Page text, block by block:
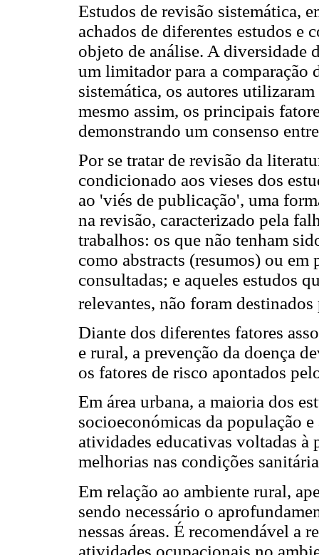
Estudos de revisão sistemática,
achados de diferentes estudos e
objeto de análise. A diversidade
um limitador para a comparação
sistemática, os autores
mesmo assim, os principais
demonstrando um consenso
Por se tratar de revisão da
condicionado aos vieses dos
ao 'viés de publicação', uma
na revisão, caracterizado pela
trabalhos: os que não tenham
como abstracts (resumos) ou em
consultadas; e aqueles estudos
relevantes, não foram
Diante dos diferentes fatores
e rural, a prevenção da doença
os fatores de risco apontados
Em área urbana, a maioria dos
socioeconómicas da população
atividades educativas voltadas à
melhorias nas condições
Em relação ao ambiente rural,
sendo necessário o
nessas áreas. É recomendável a
atividades ocupacionais no